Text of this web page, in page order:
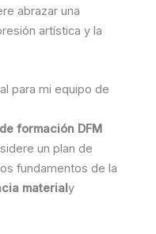
abrazar una
artística y la
para mi equipo de
formación DFM
un plan de
fundamentos de la
materialy